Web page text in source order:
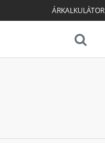
ÁRKALKULÁTOR